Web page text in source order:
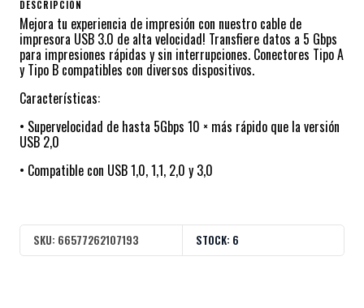
DESCRIPCIÓN
Mejora tu experiencia de impresión con nuestro cable de
impresora USB 3.0 de alta velocidad! Transfiere datos a 5 Gbps
para impresiones rápidas y sin interrupciones. Conectores Tipo A
y Tipo B compatibles con diversos dispositivos.
Características:
• Supervelocidad de hasta 5Gbps 10 × más rápido que la versión
USB 2,0
• Compatible con USB 1,0, 1,1, 2,0 y 3,0
SKU: 66577262107193 STOCK: 6